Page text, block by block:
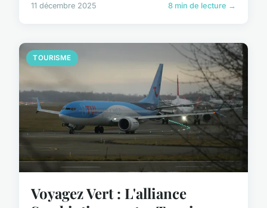
11 décembre 2025 8 min de lecture →
TOURISME
Voyagez Vert : L'alliance